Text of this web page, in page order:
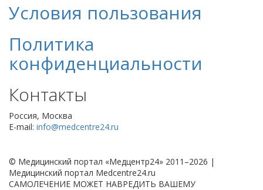
Условия пользования
Политика
конфиденциальности
Контакты
Россия, Москва
E-mail: info@medcentre24.ru
© Медицинский портал «Медцентр24» 2011–2026 |
Медицинский портал Medcentre24.ru
САМОЛЕЧЕНИЕ МОЖЕТ НАВРЕДИТЬ ВАШЕМУ